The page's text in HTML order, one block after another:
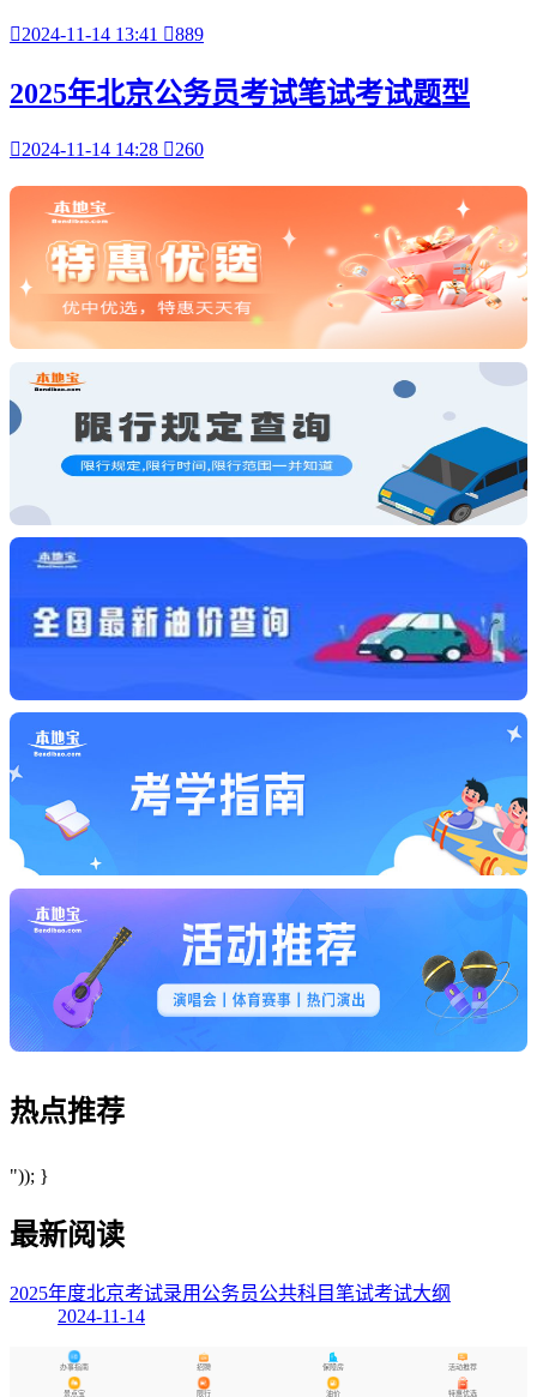
2024-11-14 13:41 889
2025年北京公务员考试笔试考试题型
2024-11-14 14:28 260
热点推荐
")); }
最新阅读
2025年度北京考试录用公务员公共科目笔试考试大纲
2024-11-14
办事指南 招聘 保障房 活动推荐
景点宝 限行 油价 特惠优选